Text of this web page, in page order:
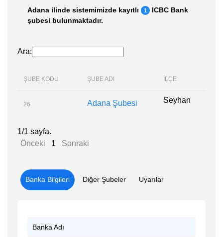
Adana ilinde sistemimizde kayıtlı 1
ICBC Bank
şubesi bulunmaktadır.
Ara:
ŞUBE KODU ŞUBE ADI İLÇE
26 Adana Şubesi Seyhan
1/1 sayfa.
Önceki
1 Sonraki
Banka Bilgileri Diğer Şubeler Uyarılar
Banka Adı